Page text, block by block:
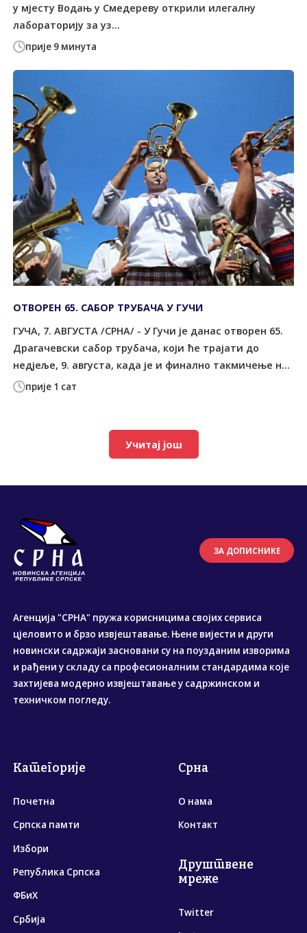
прије 9 минута
у мјесту Водањ у Смедереву открили илегалну
лабораторију за уз...
прије 1 сат
ОТВОРЕН 65. САБОР ТРУБАЧА У ГУЧИ
ГУЧА, 7. АВГУСТА /СРНА/ - У Гучи је данас отворен 65.
Драгачевски сабор трубача, који ће трајати до
недјеље, 9. августа, када је и финално такмичење н...
Учитај још
ЗА ДОПИСНИКЕ
Агенција "СРНА" пружа корисницима својих сервиса
цјеловито и брзо извјештавање. Њене вијести и други
новински садржаји засновани су на поузданим изворима
и рађени у складу са професионалним стандардима које
захтијева модерно извјештавање у садржинском и
техничком погледу.
Категорије
Почетна
Српска памти
Избори
Република Српска
ФБиХ
Србија
Срна
О нама
Контакт
Друштвене
мреже
Twitter